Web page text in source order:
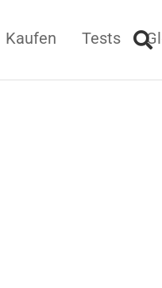
Kaufen Tests